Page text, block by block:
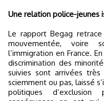
Une relation police-jeunes
Le rapport Begag
mouvementée,
l’immigration en France.
discrimination des
suivies sont arrivées
sciemment ou pas, laissé
politiques